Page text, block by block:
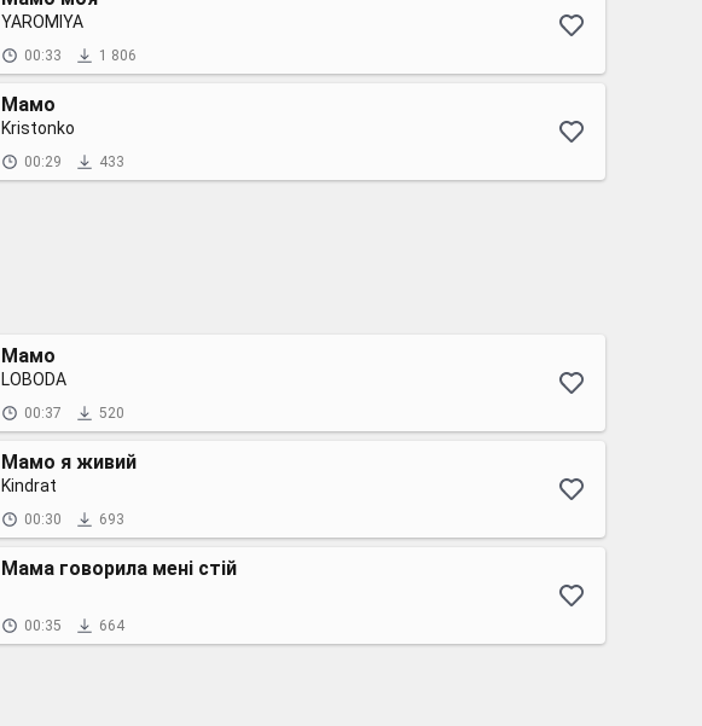
YAROMIYA
00:33 1 806
Мамо
Kristonko
00:29 433
Мамо
LOBODA
00:37 520
Мамо я живий
Kindrat
00:30 693
Мама говорила мені стій
00:35 664